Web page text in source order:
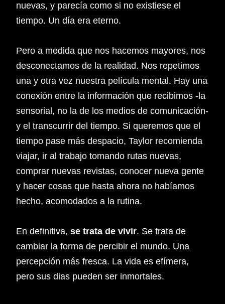
nuevas, y parecía como si no existiese el
tiempo. Un día era eterno.
Pero a medida que nos hacemos mayores, nos
desconectamos de la realidad. Nos repetimos
una y otra vez nuestra película mental. Hay una
conexión entre la información que recibimos -la
sensorial, no la de los medios de comunicación-
y el transcurrir del tiempo. Si queremos que el
tiempo pase más despacio, Taylor recomienda
viajar, ir al trabajo tomando rutas nuevas,
comprar nuevas revistas, conocer nueva gente
y hacer cosas que hasta ahora no habíamos
hecho, acomodados a la rutina.
En definitiva, se trata de vivir. Se trata de
cambiar la forma de percibir el mundo. Una
percepción más fresca. La vida es efímera,
pero sus dias pueden ser inmortales.